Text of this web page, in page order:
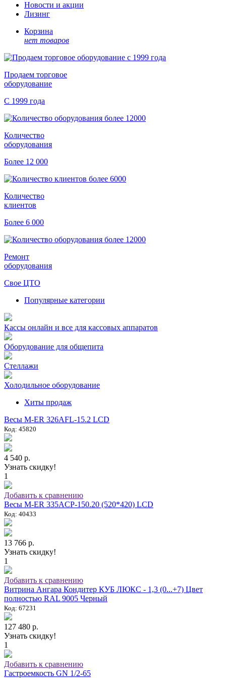
Новости и акции
Лизинг
Корзина
нет товаров
Продаем торговое
оборудование
С 1999 года
Количество
оборудования
Более 12 000
Количество
клиентов
Более 6 000
Ремонт
оборудования
Свое ЦТО
Популярные категории
Кассы онлайн и все для кассовых аппаратов
Оборудование для общепита
Стеллажи
Холодильное оборудование
Хиты продаж
Весы M-ER 326AFL-15.2 LCD
Код: 45820
4 540 р.
Узнать скидку!
1
Добавить к сравнению
Весы M-ER 335ACP-150.20 (520*420) LCD
Код: 40433
13 766 р.
Узнать скидку!
1
Добавить к сравнению
Витрина Ангара Кондитер КУБ ЛЮКС - 1,3 (0...+7) Цвет
полностью RAL 9005 Черный
Код: 67231
127 480 р.
Узнать скидку!
1
Добавить к сравнению
Гастроемкость GN 1/2-65